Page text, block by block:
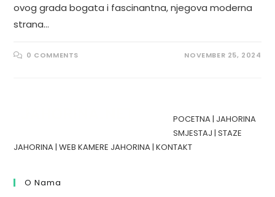
ovog grada bogata i fascinantna, njegova moderna
strana…
0 COMMENTS NOVEMBER 25, 2024
POCETNA| JAHORINA
SMJESTAJ |STAZE
JAHORINA|WEB KAMERE JAHORINA|KONTAKT
O Nama